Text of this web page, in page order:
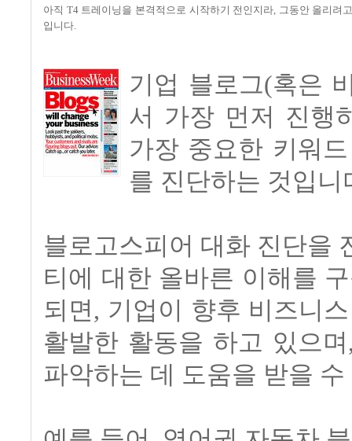
아직 T4 트레이닝을 본격적으로 시작하기 전인지라, 그동안 올리
입니다.
기업 블로그(혹은
서 가장 먼저 진행
가장 중요한 키워
를 진단하는 것입니
블로고스피어 대화 진단을
티에 대한 올바른 이해를
되면, 기업이 향후 비즈니
활발한 활동을 하고 있으
파악하는 데 도움을 받을